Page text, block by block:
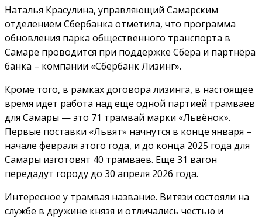
Наталья Красулина, управляющий Самарским
отделением Сбербанка отметила, что программа
обновления парка общественного транспорта в
Самаре проводится при поддержке Сбера и партнёра
банка – компании «Сбербанк Лизинг».
Кроме того, в рамках договора лизинга, в настоящее
время идет работа над еще одной партией трамваев
для Самары — это 71 трамвай марки «Львёнок».
Первые поставки «Львят» начнутся в конце января –
начале февраля этого года, и до конца 2025 года для
Самары изготовят 40 трамваев. Еще 31 вагон
передадут городу до 30 апреля 2026 года.
Интересное у трамвая название. Витязи состояли на
службе в дружине князя и отличались честью и